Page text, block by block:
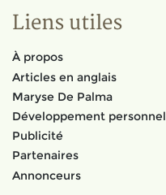
Liens utiles
À propos
Articles en anglais
Maryse De Palma
Développement personnel
Publicité
Partenaires
Annonceurs